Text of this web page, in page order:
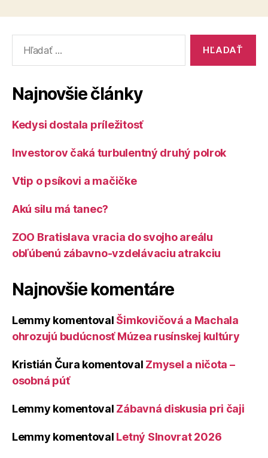
Najnovšie články
Kedysi dostala príležitosť
Investorov čaká turbulentný druhý polrok
Vtip o psíkovi a mačičke
Akú silu má tanec?
ZOO Bratislava vracia do svojho areálu
obľúbenú zábavno-vzdelávaciu atrakciu
Najnovšie komentáre
Lemmy komentoval Šimkovičová a Machala
ohrozujú budúcnosť Múzea rusínskej kultúry
Kristián Čura komentoval Zmysel a ničota –
osobná púť
Lemmy komentoval Zábavná diskusia pri čaji
Lemmy komentoval Letný Slnovrat 2026